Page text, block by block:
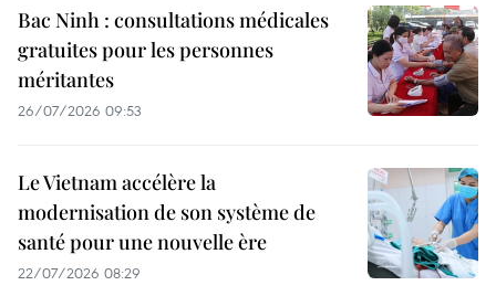
Bac Ninh : consultations médicales
gratuites pour les personnes
méritantes
26/07/2026 09:53
Le Vietnam accélère la
modernisation de son système de
santé pour une nouvelle ère
22/07/2026 08:29